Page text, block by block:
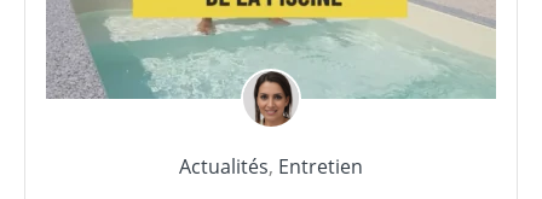
Actualités, Entretien